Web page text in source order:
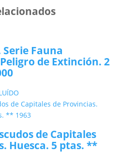
Fauna
de Extinción. 2
de Capitales
Huesca. 5 ptas. **